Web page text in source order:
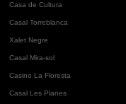
Casa de Cultura
Casal Torreblanca
Xalet Negre
Casal Mira-sol
Casino La Floresta
Casal Les Planes